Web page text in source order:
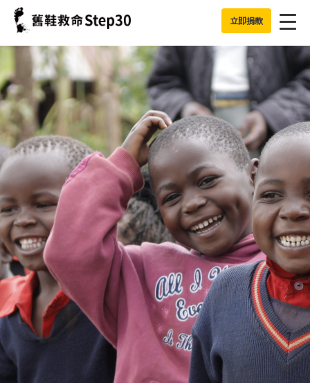
Jump to Navigation
Jump to Main content
立即捐款